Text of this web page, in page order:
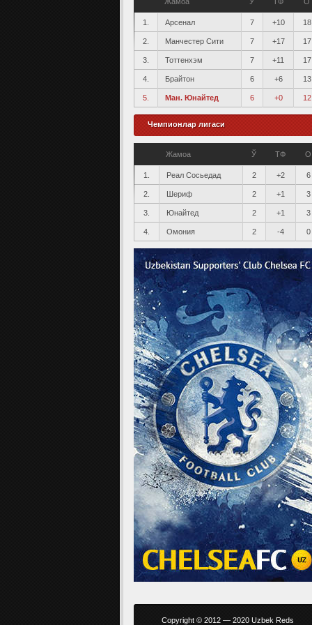
1. Арсенал 7 +10 18
2. Манчестер Сити 7 +17 17
3. Тоттенхэм 7 +11 17
4. Брайтон 6 +6 13
5. Ман. Юнайтед 6 +0 12
Чемпионлар лигаси
Жамоа Ў ТФ О
1. Реал Сосьедад 2 +2 6
2. Шериф 2 +1 3
3. Юнайтед 2 +1 3
4. Омония 2 -4 0
Copyright © 2012 — 2020 Uzbek Reds